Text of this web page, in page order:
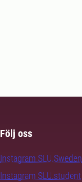
Följ oss
Instagram SLU.Sweden
Instagram SLU.student